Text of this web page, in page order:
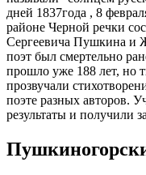
дней 1837года , 8
районе Черной речки
Сергеевича Пушкина и
поэт был смертельно
прошло уже 188 лет, но
прозвучали
поэте разных авторов.
результаты и получили